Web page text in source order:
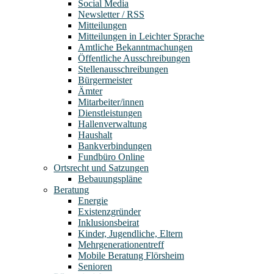
Social Media
Newsletter / RSS
Mitteilungen
Mitteilungen in Leichter Sprache
Amtliche Bekanntmachungen
Öffentliche Ausschreibungen
Stellenausschreibungen
Bürgermeister
Ämter
Mitarbeiter/innen
Dienstleistungen
Hallenverwaltung
Haushalt
Bankverbindungen
Fundbüro Online
Ortsrecht und Satzungen
Bebauungspläne
Beratung
Energie
Existenzgründer
Inklusionsbeirat
Kinder, Jugendliche, Eltern
Mehrgenerationentreff
Mobile Beratung Flörsheim
Senioren